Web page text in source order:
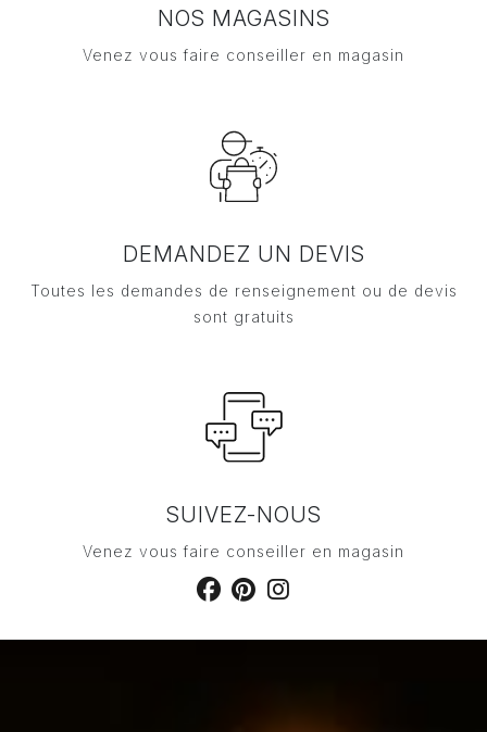
NOS MAGASINS
Venez vous faire conseiller en magasin
DEMANDEZ UN DEVIS
Toutes les demandes de renseignement ou de devis
sont gratuits
SUIVEZ-NOUS
Venez vous faire conseiller en magasin